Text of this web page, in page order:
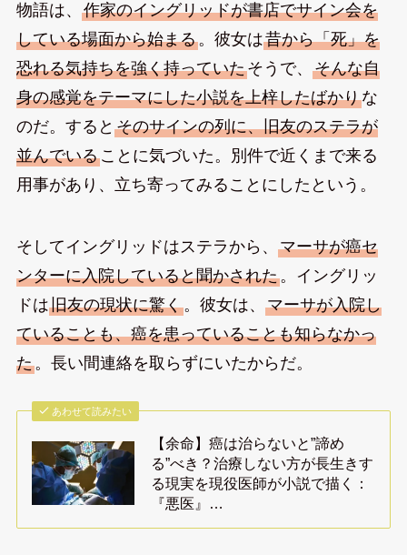
物語は、 作家のイングリッドが書店でサイン会を
している場面から始まる。彼女は昔から「死」を
恐れる気持ちを強く持っていたそうで、 そんな自
身の感覚をテーマにした小説を上梓したばかりな
のだ。すると そのサインの列に、旧友のステラが
並んでいることに気づいた。別件で近くまで来る
用事があり、立ち寄ってみることにしたという。
そしてイングリッドはステラから、 マーサが癌セ
ンターに入院していると聞かされた。イングリッ
ドは旧友の現状に驚く。彼女は、 マーサが入院し
ていることも、癌を患っていることも知らなかっ
た。長い間連絡を取らずにいたからだ。
あわせて読みたい
【余命】癌は治らないと”諦め
る”べき？治療しない方が長生きす
る現実を現役医師が小説で描く：
『悪医』…